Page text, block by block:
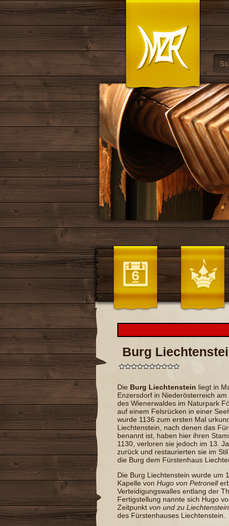
Burg
Die Burg Liechtenstein liegt in
Enzersdorf in Niederösterreich am
des Wienerwaldes im Naturpark
auf einem Felsrücken in einer
wurde 1136 zum ersten Mal
Liechtenstein , nach denen das
benannt ist, haben hier ihren
1130, verloren sie jedoch im 13.
zurück und restaurierten sie im
die Burg dem Fürstenhaus
Die Burg Liechtenstein wurde um
Kapelle von Hugo von Petronell
Verteidigungswalles entlang der
Fertigstellung nannte sich Hugo
Zeitpunkt von und zu Liechtenstein
des Fürstenhauses Liechtenstein